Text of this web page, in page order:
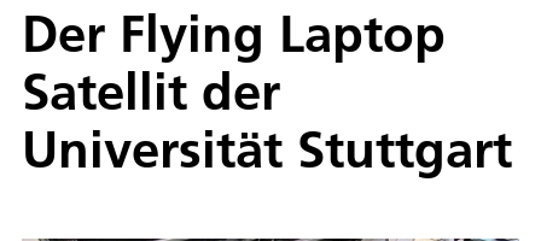
Der Flying Laptop
Satellit der
Universität Stuttgart